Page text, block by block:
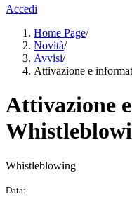
Accedi
Home Page/
Novità/
Avvisi/
Attivazione e
Attivazione
Whistleblowing
Data: